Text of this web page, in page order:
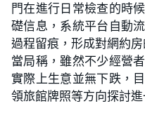
門在進行日常檢查的時
礎信息，系統平台自動
過程留痕，形成對網約房
當局稱，雖然不少經營
實際上生意並無下跌，
領旅館牌照等方向探討進